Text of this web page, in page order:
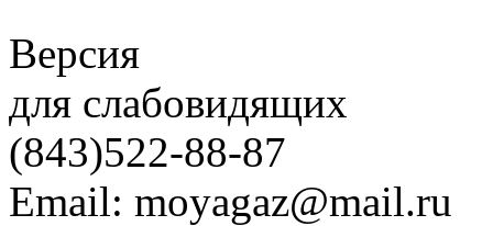
Версия
для слабовидящих
(843)522-88-87
Email: moyagaz@mail.ru